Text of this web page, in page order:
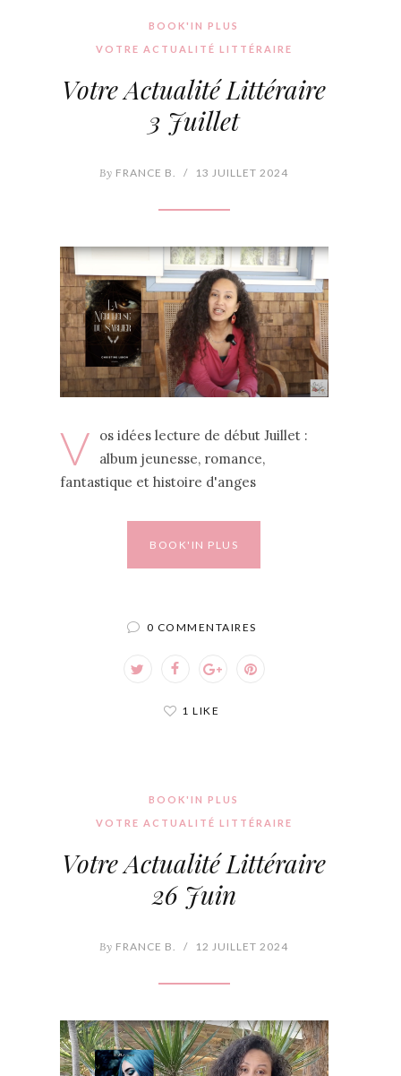
BOOK'IN PLUS
VOTRE ACTUALITÉ LITTÉRAIRE
Votre Actualité Littéraire
3 Juillet
By FRANCE B. / 13 JUILLET 2024
V
os idées lecture de début Juillet :
album jeunesse, romance,
fantastique et histoire d'anges
BOOK'IN PLUS
0 COMMENTAIRES
1 LIKE
BOOK'IN PLUS
VOTRE ACTUALITÉ LITTÉRAIRE
Votre Actualité Littéraire
26 Juin
By FRANCE B. / 12 JUILLET 2024